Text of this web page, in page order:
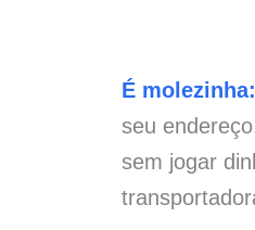
É molezinha:
seu
sem jogar